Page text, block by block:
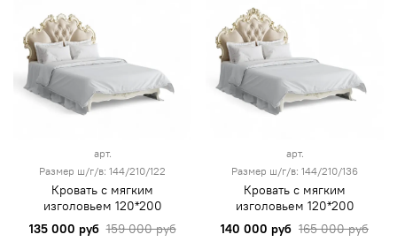
арт.
Размер ш/г/в: 144/210/122
Кровать с мягким
изголовьем 120*200
135 000 руб 159 000 руб
арт.
Размер ш/г/в: 144/210/136
Кровать с мягким
изголовьем 120*200
140 000 руб 165 000 руб